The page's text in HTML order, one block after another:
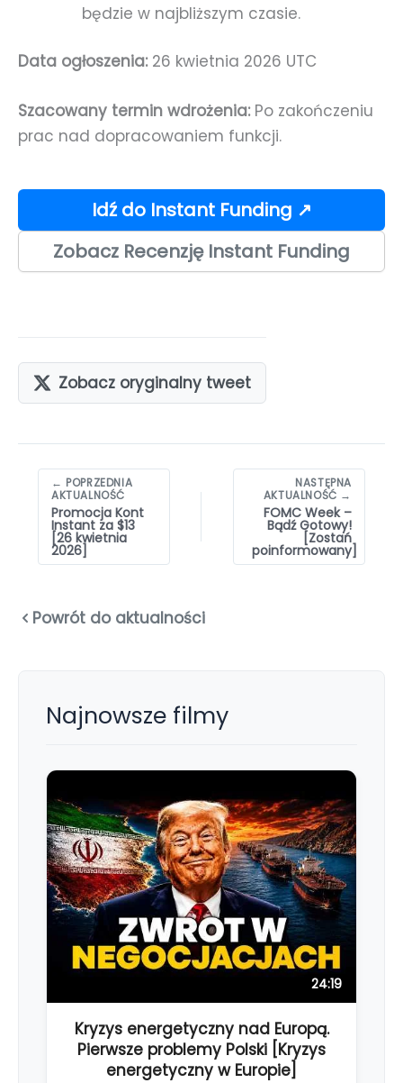
będzie w najbliższym czasie.
Data ogłoszenia:26 kwietnia 2026 UTC
Szacowany termin wdrożenia:Po zakończeniu
prac nad dopracowaniem funkcji.
Idź do Instant Funding ↗
Zobacz Recenzję Instant Funding
Zobacz oryginalny tweet
Nawigacja
wpisów
← POPRZEDNIA
AKTUALNOŚĆ
Promocja Kont
Instant za $13
[26 kwietnia
2026]
NASTĘPNA
AKTUALNOŚĆ →
FOMC Week –
Bądź Gotowy!
[Zostań
poinformowany]
Powrót do aktualności
Najnowsze filmy
24:19
Kryzys energetyczny nad Europą.
Pierwsze problemy Polski [Kryzys
energetyczny w Europie]